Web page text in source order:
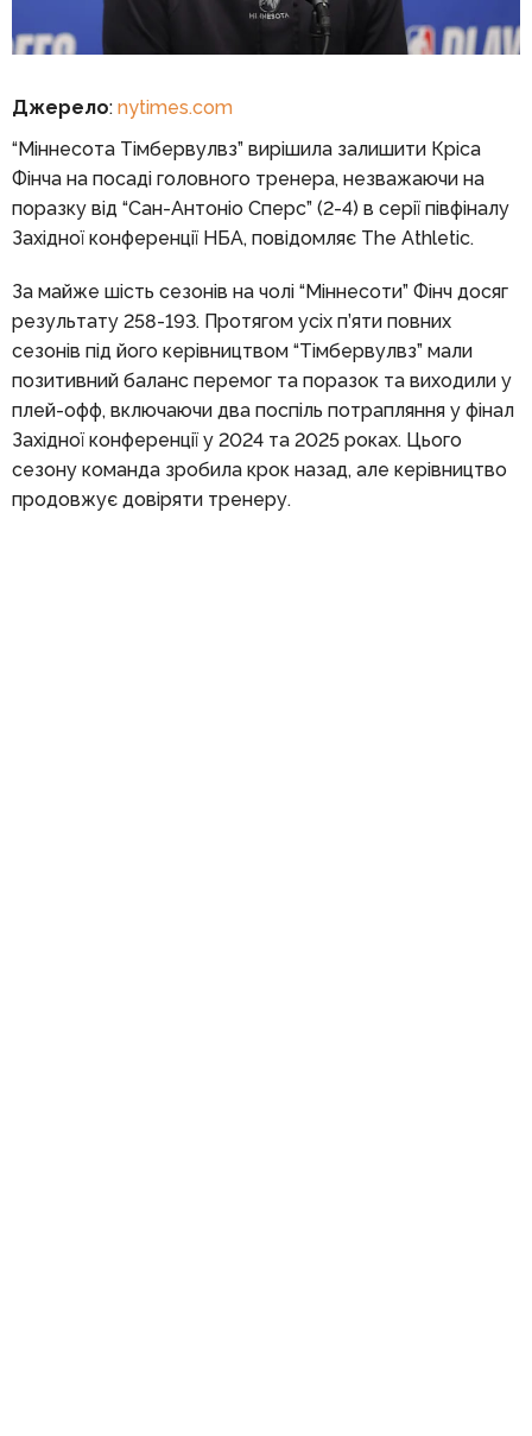
Джерело: nytimes.com
“Міннесота Тімбервулвз” вирішила залишити Кріса
Фінча на посаді головного тренера, незважаючи на
поразку від “Сан-Антоніо Сперс” (2-4) в серії півфіналу
Західної конференції НБА, повідомляє The Athletic.
За майже шість сезонів на чолі “Міннесоти” Фінч досяг
результату 258-193. Протягом усіх п’яти повних
сезонів під його керівництвом “Тімбервулвз” мали
позитивний баланс перемог та поразок та виходили у
плей-офф, включаючи два поспіль потрапляння у фінал
Західної конференції у 2024 та 2025 роках. Цього
сезону команда зробила крок назад, але керівництво
продовжує довіряти тренеру.